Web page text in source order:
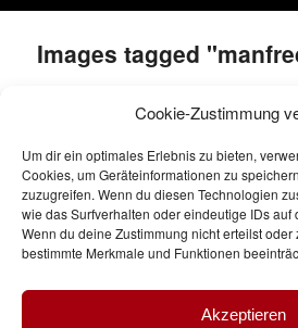
Cookie-Zustimmung
Um dir ein optimales Erlebnis zu bieten,
Cookies, um Geräteinformationen zu
zuzugreifen. Wenn du diesen Technologien
wie das Surfverhalten oder eindeutige IDs auf
Wenn du deine Zustimmung nicht erteilst oder
bestimmte Merkmale und Funktionen
Akzeptieren
Images tagged
[Zeige eine Slideshow]